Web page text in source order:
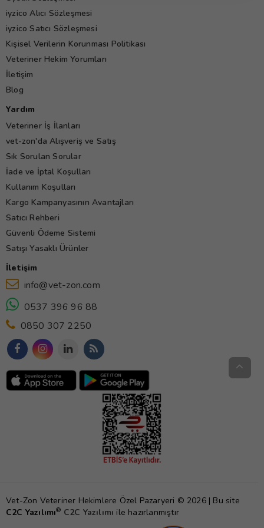
iyzico Alıcı Sözleşmesi
iyzico Satıcı Sözleşmesi
Kişisel Verilerin Korunması Politikası
Veteriner Hekim Yorumları
İletişim
Blog
Yardım
Veteriner İş İlanları
vet-zon'da Alışveriş ve Satış
Sık Sorulan Sorular
İade ve İptal Koşulları
Kullanım Koşulları
Kargo Kampanyasının Avantajları
Satıcı Rehberi
Güvenli Ödeme Sistemi
Satışı Yasaklı Ürünler
İletişim
info@vet-zon.com
0537 396 96 88
0850 307 2250
Vet-Zon Veteriner Hekimlere Özel Pazaryeri © 2026 | Bu site
C2C Yazılımı® C2C Yazılımı ile hazırlanmıştır